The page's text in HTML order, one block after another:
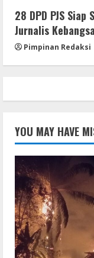
28 DPD PJS
Jurnalis
Pimpinan Redaksi
YOU MAY HAVE